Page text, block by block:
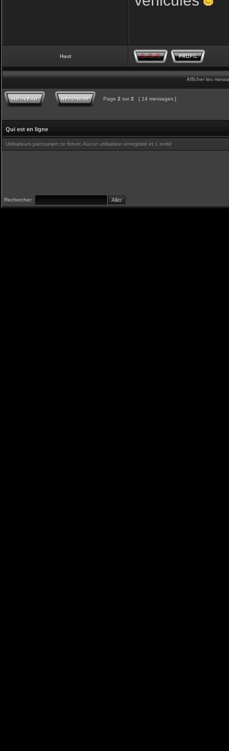
Haut
Afficher les
Page 2 sur 2 [ 14 messages ]
Qui est en ligne
Utilisateurs parcourant ce forum: Aucun utilisateur enregistré et 1 invité
Rechercher: